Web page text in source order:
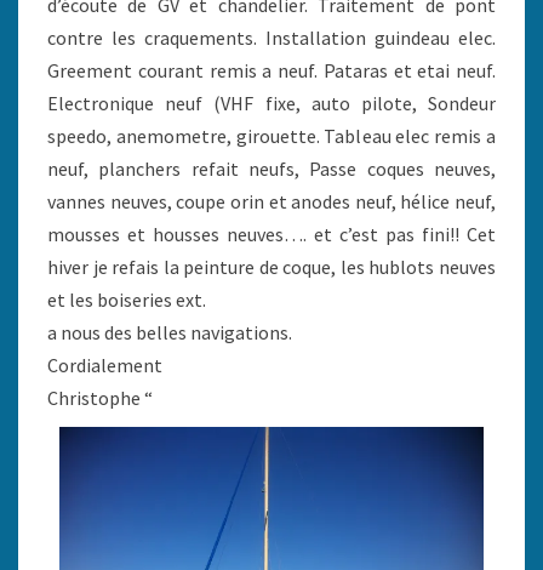
d’écoute de GV et chandelier. Traitement de pont
contre les craquements. Installation guindeau elec.
Greement courant remis a neuf. Pataras et etai neuf.
Electronique neuf (VHF fixe, auto pilote, Sondeur
speedo, anemometre, girouette. Tableau elec remis a
neuf, planchers refait neufs, Passe coques neuves,
vannes neuves, coupe orin et anodes neuf, hélice neuf,
mousses et housses neuves…. et c’est pas fini!! Cet
hiver je refais la peinture de coque, les hublots neuves
et les boiseries ext.
a nous des belles navigations.
Cordialement
Christophe “